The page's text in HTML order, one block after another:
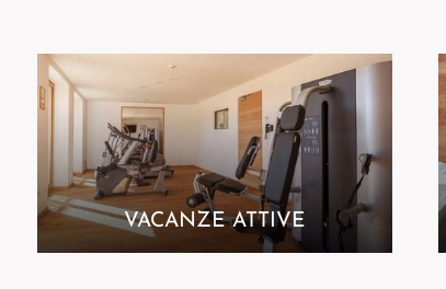
VACANZE ATTIVE